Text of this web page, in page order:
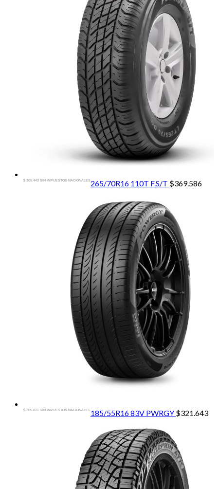
265/70R16 110T F.S/T $369.586
$ 305.443 SIN IMPUESTOS NACIONALES
185/55R16 83V PWRGY $321.643
$ 265.821 SIN IMPUESTOS NACIONALES